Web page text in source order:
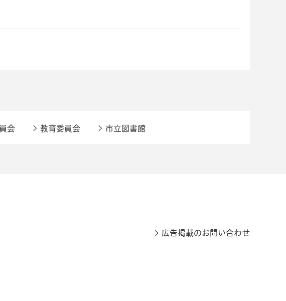
会 教育委員会 市立図書館
広告掲載のお問い合わせ